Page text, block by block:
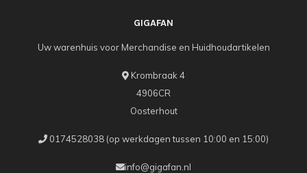
GIGAFAN
Uw warenhuis voor Merchandise en Huidhoudartikelen
Krombraak 4
4906CR
Oosterhout
0174528038 (op werkdagen tussen 10:00 en 15:00)
info@gigafan.nl